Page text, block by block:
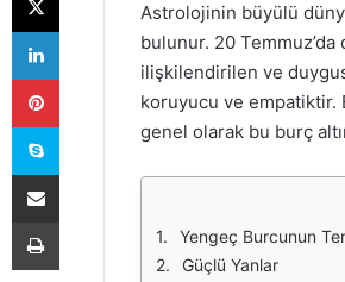
Astrolojinin büyülü
bulunur. 20
ilişkilendirilen ve
koruyucu ve empatiktir.
genel olarak bu burç
Yengeç Burcunun
Güçlü Yanlar
LinkedIn
Pinterest
Skype
E-Posta ile paylaş